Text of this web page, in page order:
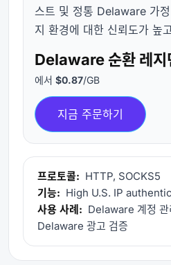
스트 및 정통 Delaware 가
지 환경에 대한 신뢰도가 높
Delaware 순환 레지
에서 $0.87/GB
지금 주문하기
프로토콜: HTTP, SOCKS5
기능: High U.S. IP
사용 사례: Delaware 계정 관
Delaware 광고 검증